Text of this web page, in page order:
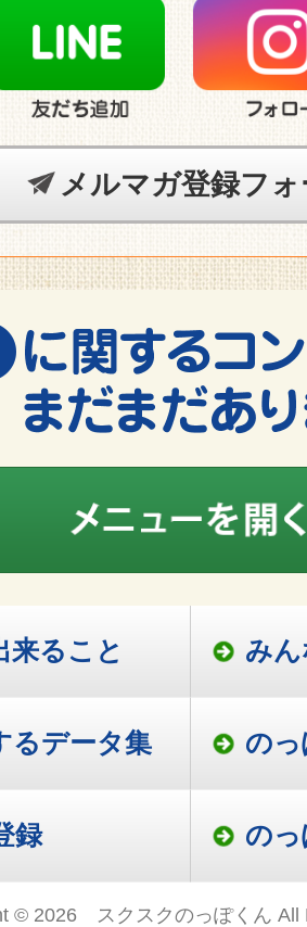
メルマガ登録フ
来ること み
るデータ集 の
録 の
© 2026 スクスクのっぽくん All